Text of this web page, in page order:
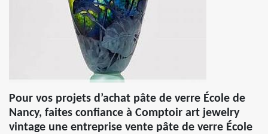
Pour vos projets d’achat pâte de verre École de
Nancy, faites confiance à Comptoir art jewelry
vintage une entreprise vente pâte de verre École